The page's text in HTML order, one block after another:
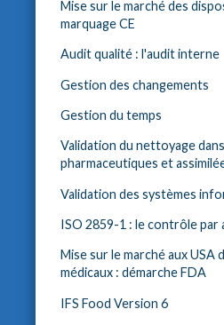
Mise sur le marché des
marquage CE
Audit qualité : l'audit interne
Gestion des changements
Gestion du temps
Validation du nettoyage
pharmaceutiques et
Validation des systèmes
ISO 2859-1 : le contrôle
Mise sur le marché aux USA
médicaux : démarche FDA
IFS Food Version 6